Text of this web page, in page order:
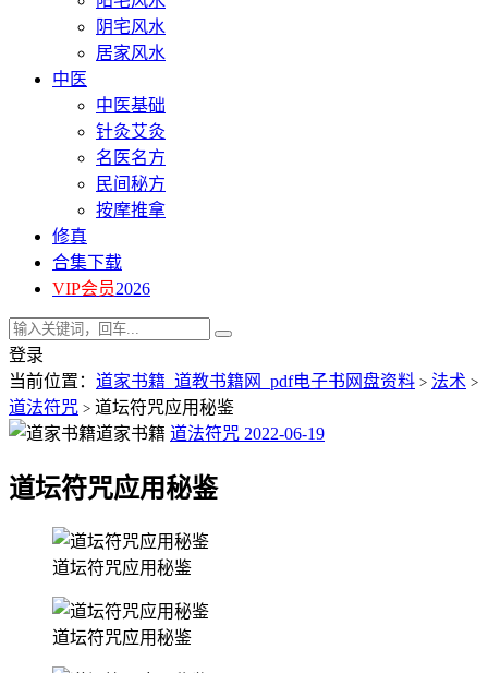
阴宅风水
居家风水
中医
中医基础
针灸艾灸
名医名方
民间秘方
按摩推拿
修真
合集下载
VIP会员2026
登录
当前位置： 道家书籍_道教书籍网_pdf电子书网盘资料 > 法术 >
道法符咒 > 道坛符咒应用秘鉴
道家书籍 道法符咒 2022-06-19
道坛符咒应用秘鉴
道坛符咒应用秘鉴
道坛符咒应用秘鉴